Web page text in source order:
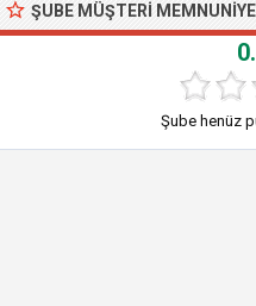
ŞUBE MÜŞTERI
Şube henüz